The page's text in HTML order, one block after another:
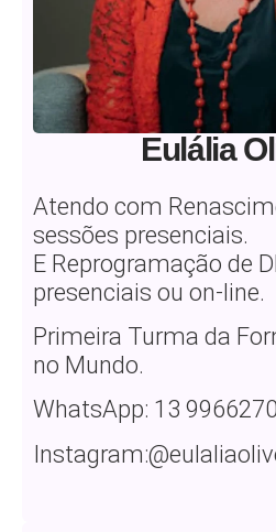
Eulália
Atendo com
sessões presenciais.
E Reprogramação de
presenciais ou on-line.
Primeira Turma da
no Mundo.
WhatsApp: 13